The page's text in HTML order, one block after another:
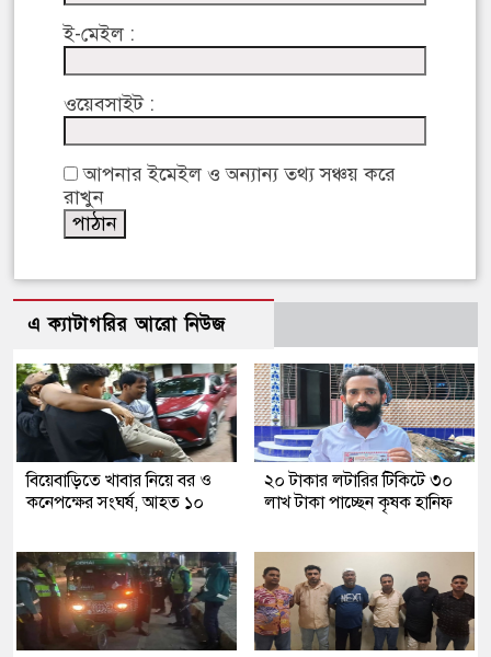
ই-মেইল :
ওয়েবসাইট :
আপনার ইমেইল ও অন্যান্য তথ্য সঞ্চয় করে
রাখুন
এ ক্যাটাগরির আরো নিউজ
বিয়েবাড়িতে খাবার নিয়ে বর ও
কনেপক্ষের সংঘর্ষ, আহত ১০
২০ টাকার লটারির টিকিটে ৩০
লাখ টাকা পাচ্ছেন কৃষক হানিফ